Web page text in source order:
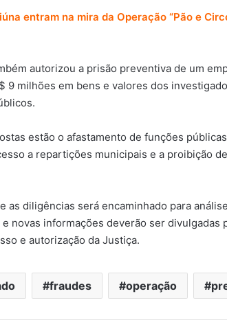
entram na mira da Operação “Pão e
autorizou a prisão preventiva de um
9 milhões em bens e valores dos
estão o afastamento de funções
a repartições municipais e a proibição
as diligências será encaminhado para
novas informações deverão ser divulgadas
e autorização da Justiça.
fraudes operação